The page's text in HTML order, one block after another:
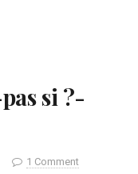
si ?-
1 Comment